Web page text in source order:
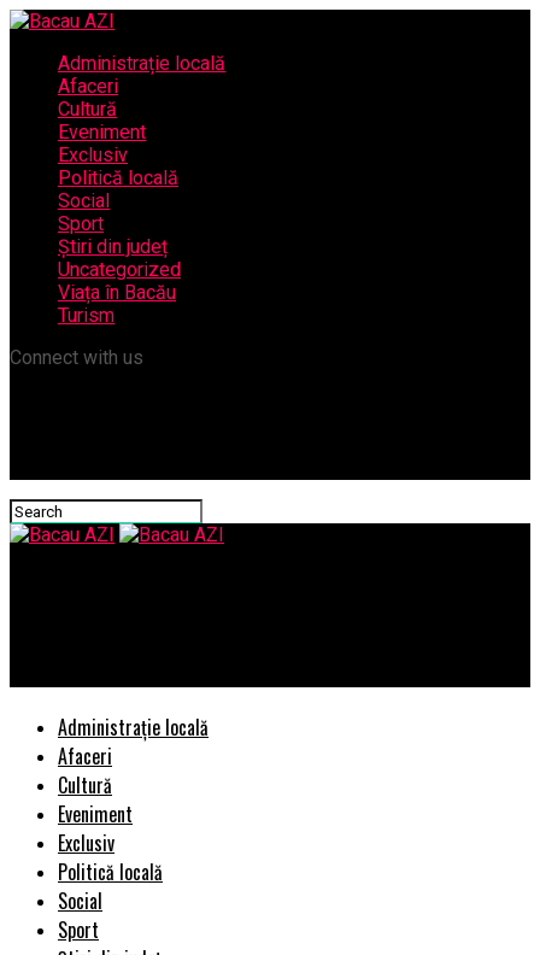
Administrație locală
Afaceri
Cultură
Eveniment
Exclusiv
Politică locală
Social
Sport
Știri din județ
Uncategorized
Viața în Bacău
Turism
Connect with us
Administrație locală
Afaceri
Cultură
Eveniment
Exclusiv
Politică locală
Social
Sport